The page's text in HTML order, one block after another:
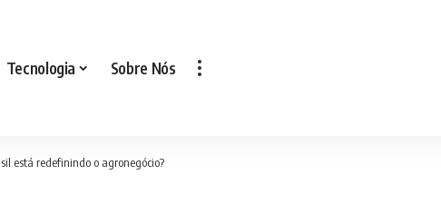
Tecnologia Sobre Nós
está redefinindo o agronegócio?